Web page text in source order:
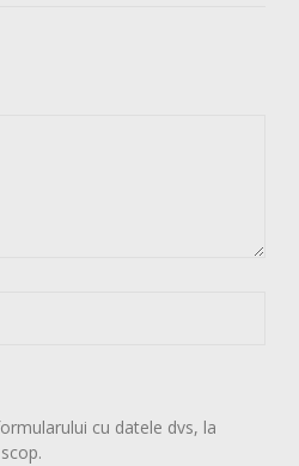
cu datele dvs, la